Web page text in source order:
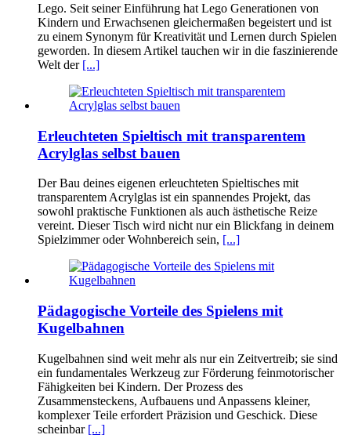
Lego. Seit seiner Einführung hat Lego Generationen von
Kindern und Erwachsenen gleichermaßen begeistert und ist
zu einem Synonym für Kreativität und Lernen durch Spielen
geworden. In diesem Artikel tauchen wir in die faszinierende
Welt der [...]
Erleuchteten Spieltisch mit transparentem
Acrylglas selbst bauen
Der Bau deines eigenen erleuchteten Spieltisches mit
transparentem Acrylglas ist ein spannendes Projekt, das
sowohl praktische Funktionen als auch ästhetische Reize
vereint. Dieser Tisch wird nicht nur ein Blickfang in deinem
Spielzimmer oder Wohnbereich sein, [...]
Pädagogische Vorteile des Spielens mit
Kugelbahnen
Kugelbahnen sind weit mehr als nur ein Zeitvertreib; sie sind
ein fundamentales Werkzeug zur Förderung feinmotorischer
Fähigkeiten bei Kindern. Der Prozess des
Zusammensteckens, Aufbauens und Anpassens kleiner,
komplexer Teile erfordert Präzision und Geschick. Diese
scheinbar [...]